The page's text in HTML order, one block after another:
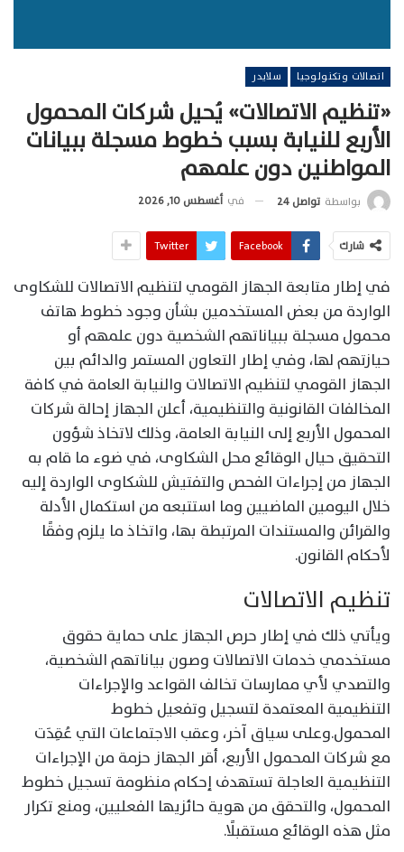
اتصالات وتكنولوجيا سلايدر
«تنظيم الاتصالات» يُحيل شركات المحمول
الأربع للنيابة بسبب خطوط مسجلة ببيانات
المواطنين دون علمهم
بواسطة تواصل 24 في أغسطس 10, 2026
شارك Facebook
Twitter
في إطار متابعة الجهاز القومي لتنظيم الاتصالات للشكاوى
الواردة من بعض المستخدمين بشأن وجود خطوط هاتف
محمول مسجلة ببياناتهم الشخصية دون علمهم أو
حيازتهم لها، وفي إطار التعاون المستمر والدائم بين
الجهاز القومي لتنظيم الاتصالات والنيابة العامة في كافة
المخالفات القانونية والتنظيمية، أعلن الجهاز إحالة شركات
المحمول الأربع إلى النيابة العامة، وذلك لاتخاذ شؤون
التحقيق حيال الوقائع محل الشكاوى، في ضوء ما قام به
الجهاز من إجراءات الفحص والتفتيش للشكاوى الواردة إليه
خلال اليومين الماضيين وما استتبعه من استكمال الأدلة
والقرائن والمستندات المرتبطة بها، واتخاذ ما يلزم وفقًا
لأحكام القانون.
تنظيم الاتصالات
ويأتي ذلك في إطار حرص الجهاز على حماية حقوق
مستخدمي خدمات الاتصالات وصون بياناتهم الشخصية،
والتصدي لأي ممارسات تخالف القواعد والإجراءات
التنظيمية المعتمدة لتسجيل وتفعيل خطوط
المحمول.وعلى سياق آخر، وعقب الاجتماعات التي عُقِدَت
مع شركات المحمول الأربع، أقر الجهاز حزمة من الإجراءات
التنظيمية العاجلة تستهدف إحكام منظومة تسجيل خطوط
المحمول، والتحقق من هوية حائزيها الفعليين، ومنع تكرار
مثل هذه الوقائع مستقبلًا.